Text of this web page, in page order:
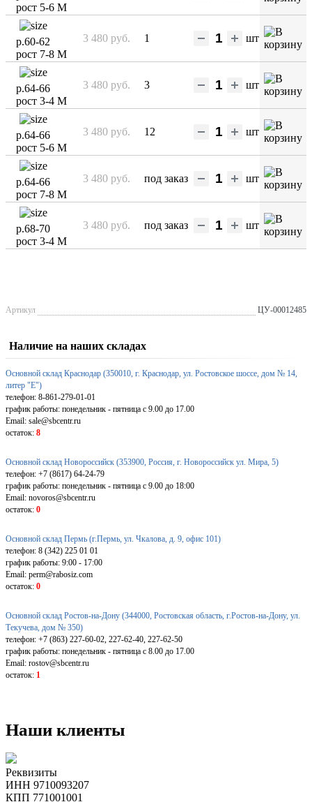
рост 5-6 М
р.60-62
рост 7-8 М
3 480 руб. 1 шт
р.64-66
рост 3-4 М
3 480 руб. 3 шт
р.64-66
рост 5-6 М
3 480 руб. 12 шт
р.64-66
рост 7-8 М
3 480 руб. под заказ шт
р.68-70
рост 3-4 М
3 480 руб. под заказ шт
Артикул ЦУ-00012485
Наличие на наших складах
Основной склад Краснодар (350010, г. Краснодар, ул. Ростовское шоссе, дом № 14,
литер "Е")
телефон: 8-861-279-01-01
график работы: понедельник - пятница с 9.00 до 17.00
Email: sale@sbcentr.ru
остаток: 8
Основной склад Новороссийск (353900, Россия, г. Новороссийск ул. Мира, 5)
телефон: +7 (8617) 64-24-79
график работы: понедельник - пятница с 9.00 до 18:00
Email: novoros@sbcentr.ru
остаток: 0
Основной склад Пермь (г.Пермь, ул. Чкалова, д. 9, офис 101)
телефон: 8 (342) 225 01 01
график работы: 9:00 - 17:00
Email: perm@rabosiz.com
остаток: 0
Основной склад Ростов-на-Дону (344000, Ростовская область, г.Ростов-на-Дону, ул.
Текучева, дом № 350)
телефон: +7 (863) 227-60-02, 227-62-40, 227-62-50
график работы: понедельник - пятница с 8.00 до 17.00
Email: rostov@sbcentr.ru
остаток: 1
Наши клиенты
Реквизиты
ИНН 9710093207
КПП 771001001